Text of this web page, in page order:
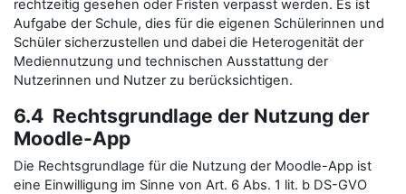
rechtzeitig gesehen oder Fristen verpasst werden. Es ist
Aufgabe der Schule, dies für die eigenen Schülerinnen und
Schüler sicherzustellen und dabei die Heterogenität der
Mediennutzung und technischen Ausstattung der
Nutzerinnen und Nutzer zu berücksichtigen.
6.4 Rechtsgrundlage der Nutzung der
Moodle-App
Die Rechtsgrundlage für die Nutzung der Moodle-App ist
eine Einwilligung im Sinne von Art. 6 Abs. 1 lit. b DS-GVO